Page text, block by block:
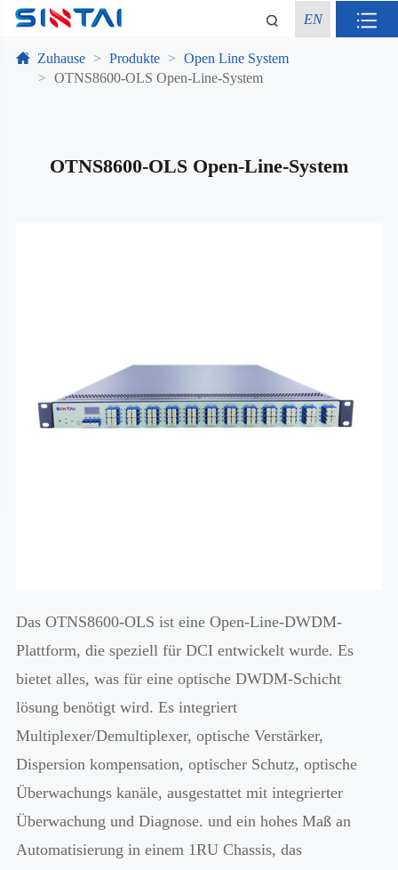
EN
Zuhause Produkte
Open Line System
OTNS8600-OLS Open-Line-System
OTNS8600-OLS Open-Line-System
Das OTNS8600-OLS ist eine Open-Line-DWDM-
Plattform, die speziell für DCI entwickelt wurde. Es
bietet alles, was für eine optische DWDM-Schicht
lösung benötigt wird. Es integriert
Multiplexer/Demultiplexer, optische Verstärker,
Dispersion kompensation, optischer Schutz, optische
Überwachungs kanäle, ausgestattet mit integrierter
Überwachung und Diagnose. und ein hohes Maß an
Automatisierung in einem 1RU Chassis, das